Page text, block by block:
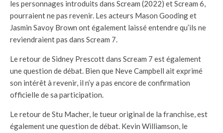
les personnages introduits dans Scream (2022) et Scream 6,
pourraient ne pas revenir. Les acteurs Mason Gooding et
Jasmin Savoy Brown ont également laissé entendre qu’ils ne
reviendraient pas dans Scream 7.
Le retour de Sidney Prescott dans Scream 7 est également
une question de débat. Bien que Neve Campbell ait exprimé
son intérêt à revenir, il n’y a pas encore de confirmation
officielle de sa participation.
Le retour de Stu Macher, le tueur original de la franchise, est
également une question de débat. Kevin Williamson, le